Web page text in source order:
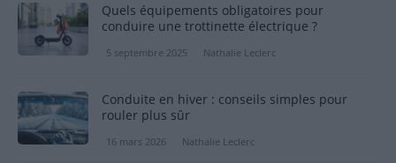
Quels équipements obligatoires pour
conduire une trottinette électrique ?
5 septembre 2025 Nathalie Leclerc
Conduite en hiver : conseils simples pour
rouler plus sûr
16 mars 2026 Nathalie Leclerc